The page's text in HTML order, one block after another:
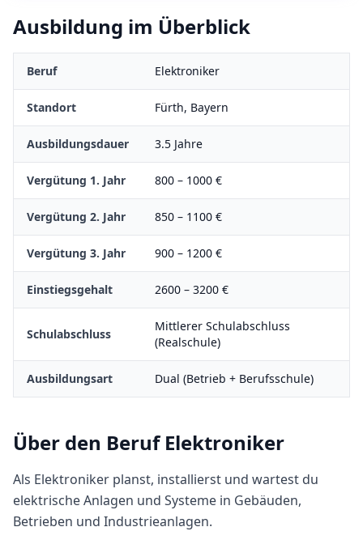
Ausbildung im Überblick
Beruf Elektroniker
Standort Fürth, Bayern
Ausbildungsdauer 3.5 Jahre
Vergütung 1. Jahr 800 – 1000 €
Vergütung 2. Jahr 850 – 1100 €
Vergütung 3. Jahr 900 – 1200 €
Einstiegsgehalt 2600 – 3200 €
Schulabschluss
Mittlerer Schulabschluss
(Realschule)
Ausbildungsart Dual (Betrieb + Berufsschule)
Über den BerufElektroniker
Als Elektroniker planst, installierst und wartest du
elektrische Anlagen und Systeme in Gebäuden,
Betrieben und Industrieanlagen.